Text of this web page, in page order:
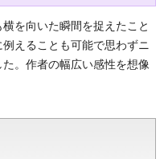
を向いた瞬間を捉えたこと
えることも可能で思わずニ
。作者の幅広い感性を想像